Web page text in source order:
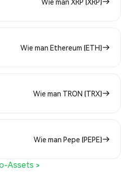
Wie man Ethereum (ETH)
Wie man TRON (TRX)
Wie man Pepe (PEPE)
Assets >